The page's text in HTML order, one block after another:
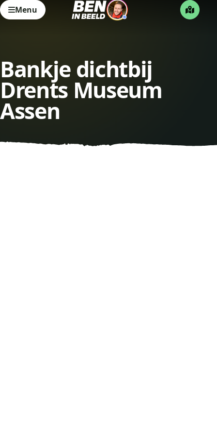
Menu
Bankje dichtbij
Drents Museum
Assen